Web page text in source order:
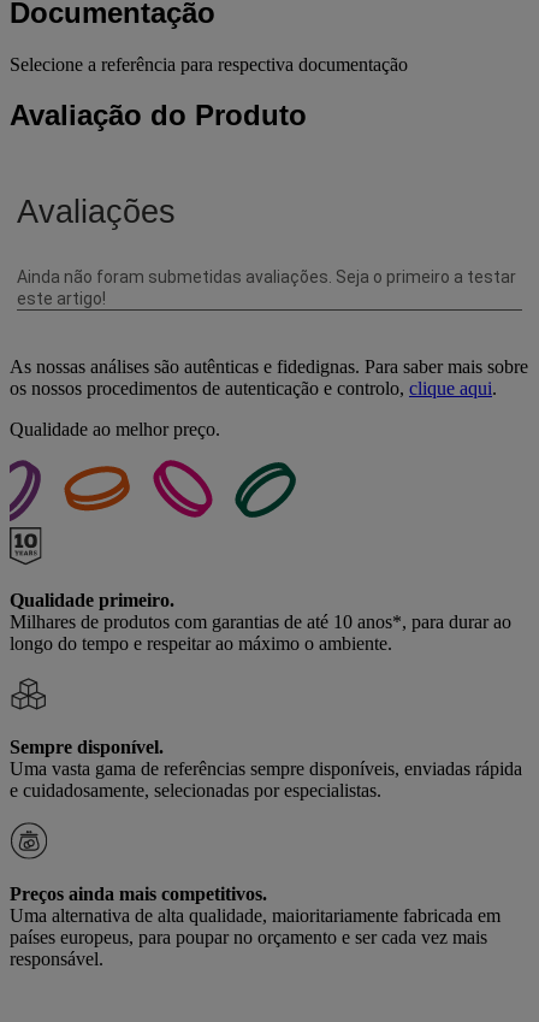
Documentação
Selecione a referência para respectiva documentação
Avaliação do Produto
As nossas análises são autênticas e fidedignas. Para saber mais sobre
os nossos procedimentos de autenticação e controlo, clique aqui.
Qualidade ao melhor preço.
Qualidade primeiro.
Milhares de produtos com garantias de até 10 anos*, para durar ao
longo do tempo e respeitar ao máximo o ambiente.
Sempre disponível.
Uma vasta gama de referências sempre disponíveis, enviadas rápida
e cuidadosamente, selecionadas por especialistas.
Preços ainda mais competitivos.
Uma alternativa de alta qualidade, maioritariamente fabricada em
países europeus, para poupar no orçamento e ser cada vez mais
responsável.